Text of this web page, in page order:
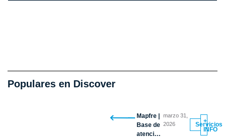
Populares en Discover
Mapfre |
Base de
atención
marzo 31,
2026
Servicios
+
INFO